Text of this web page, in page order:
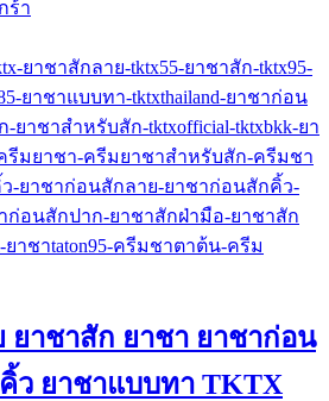
ร้า
ยาชาสัก ยาชา ยาชาก่อน
ว ยาชาแบบทา TKTX